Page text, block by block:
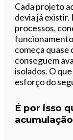
Cada projeto
devia já
processos,
começa quase
conseguem
isolados. O
esforço do
É por isso